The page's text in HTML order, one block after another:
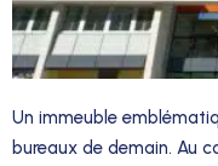
Un immeuble
bureaux de demain. Au